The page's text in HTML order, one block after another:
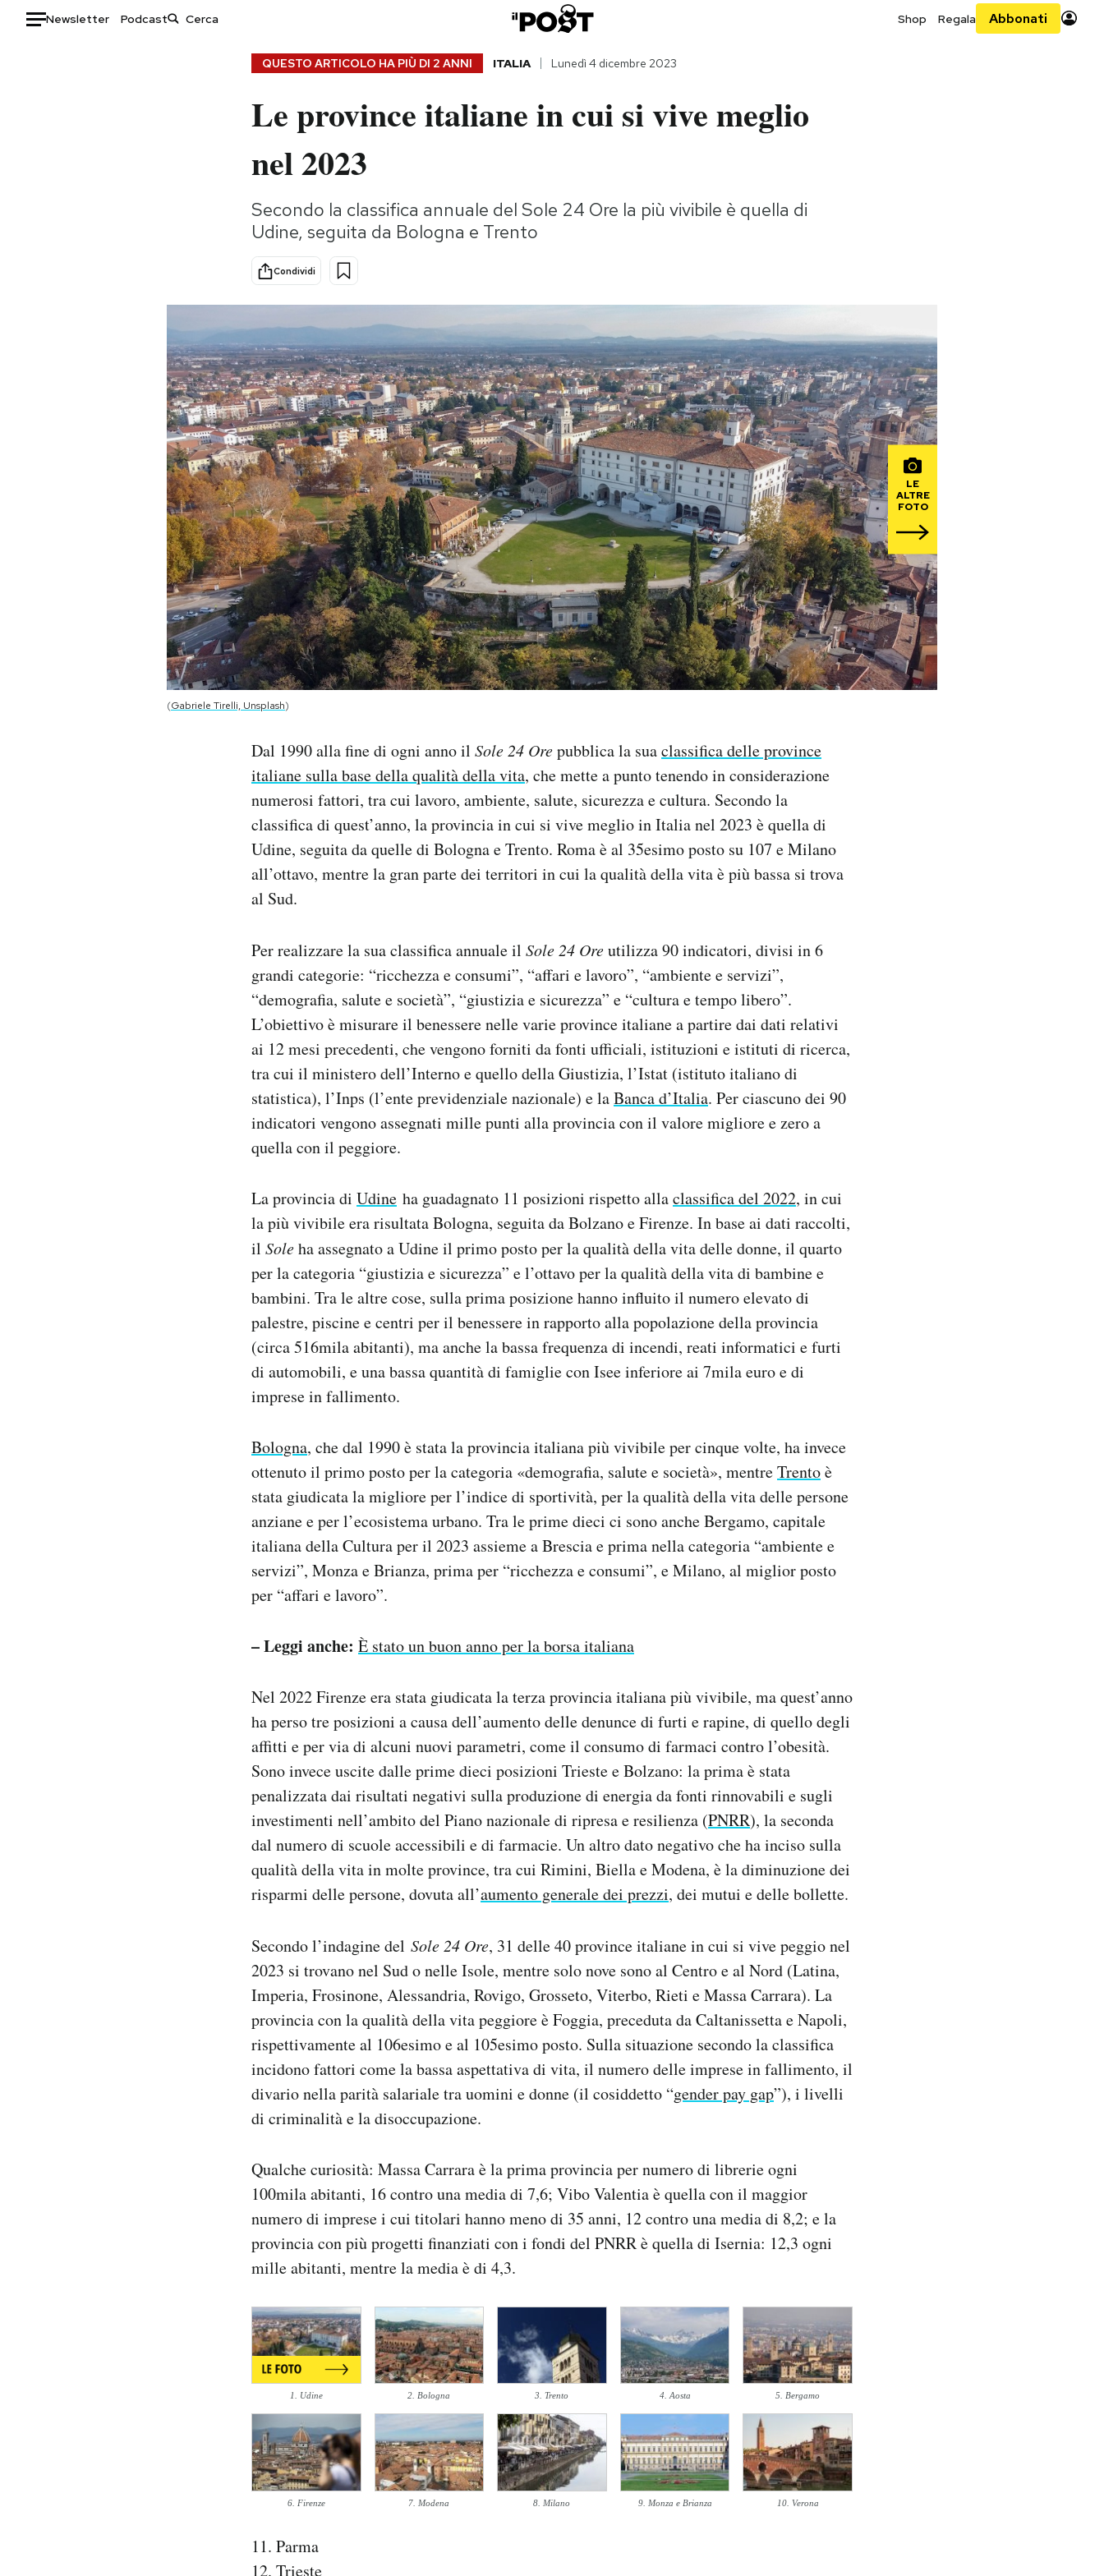
Newsletter Podcast Shop Regala Abbonati
Storie/Idee
Ok Boomer!
Altrecose
Mondiali calcio 2026
AREA PERSONALE
QUESTO ARTICOLO HA PIÙ DI 2 ANNI ITALIA Lunedì 4 dicembre 2023
Le province italiane in cui si vive meglio
nel 2023
Secondo la classifica annuale del Sole 24 Ore la più vivibile è quella di
Udine, seguita da Bologna e Trento
Condividi
LE
ALTRE
FOTO
(Gabriele Tirelli, Unsplash)
Dal 1990 alla fine di ogni anno il Sole 24 Orepubblica la suaclassifica delle province
italiane sulla base della qualità della vita, che mette a punto tenendo in considerazione
numerosi fattori, tra cui lavoro, ambiente, salute, sicurezza e cultura. Secondo la
classifica di quest’anno, la provincia in cui si vive meglio in Italia nel 2023 è quella di
Udine, seguita da quelle di Bologna e Trento. Roma è al 35esimo posto su 107 e Milano
all’ottavo, mentre la gran parte dei territori in cui la qualità della vita è più bassa si trova
al Sud.
Per realizzare la sua classifica annuale il Sole 24 Oreutilizza 90 indicatori, divisi in 6
grandi categorie: “ricchezza e consumi”, “affari e lavoro”, “ambiente e servizi”,
“demografia, salute e società”, “giustizia e sicurezza” e “cultura e tempo libero”.
L’obiettivo è misurare il benessere nelle varie province italiane a partire dai dati relativi
ai 12 mesi precedenti, che vengono forniti da fonti ufficiali, istituzioni e istituti di ricerca,
tra cui il ministero dell’Interno e quello della Giustizia, l’Istat (istituto italiano di
statistica), l’Inps (l’ente previdenziale nazionale) e laBanca d’Italia. Per ciascuno dei 90
indicatori vengono assegnati mille punti alla provincia con il valore migliore e zero a
quella con il peggiore.
La provincia di Udine ha guadagnato 11 posizioni rispetto allaclassifica del 2022, in cui
la più vivibile era risultata Bologna, seguita da Bolzano e Firenze. In base ai dati raccolti,
il Soleha assegnato a Udine il primo posto per la qualità della vita delle donne, il quarto
per la categoria “giustizia e sicurezza” e l’ottavo per la qualità della vita di bambine e
bambini. Tra le altre cose, sulla prima posizione hanno influito il numero elevato di
palestre, piscine e centri per il benessere in rapporto alla popolazione della provincia
(circa 516mila abitanti), ma anche la bassa frequenza di incendi, reati informatici e furti
di automobili, e una bassa quantità di famiglie con Isee inferiore ai 7mila euro e di
imprese in fallimento.
Bologna, che dal 1990 è stata la provincia italiana più vivibile per cinque volte, ha invece
ottenuto il primo posto per la categoria «demografia, salute e società», mentreTrentoè
stata giudicata la migliore per l’indice di sportività, per la qualità della vita delle persone
anziane e per l’ecosistema urbano. Tra le prime dieci ci sono anche Bergamo, capitale
italiana della Cultura per il 2023 assieme a Brescia e prima nella categoria “ambiente e
servizi”, Monza e Brianza, prima per “ricchezza e consumi”, e Milano, al miglior posto
per “affari e lavoro”.
– Leggi anche: È stato un buon anno per la borsa italiana
Nel 2022 Firenze era stata giudicata la terza provincia italiana più vivibile, ma quest’anno
ha perso tre posizioni a causa dell’aumento delle denunce di furti e rapine, di quello degli
affitti e per via di alcuni nuovi parametri, come il consumo di farmaci contro l’obesità.
Sono invece uscite dalle prime dieci posizioni Trieste e Bolzano: la prima è stata
penalizzata dai risultati negativi sulla produzione di energia da fonti rinnovabili e sugli
investimenti nell’ambito del Piano nazionale di ripresa e resilienza (PNRR), la seconda
dal numero di scuole accessibili e di farmacie. Un altro dato negativo che ha inciso sulla
qualità della vita in molte province, tra cui Rimini, Biella e Modena, è la diminuzione dei
risparmi delle persone, dovuta all’aumento generale dei prezzi, dei mutui e delle bollette.
Secondo l’indagine del Sole 24 Ore, 31 delle 40 province italiane in cui si vive peggio nel
2023 si trovano nel Sud o nelle Isole, mentre solo nove sono al Centro e al Nord (Latina,
Imperia, Frosinone, Alessandria, Rovigo, Grosseto, Viterbo, Rieti e Massa Carrara). La
provincia con la qualità della vita peggiore è Foggia, preceduta da Caltanissetta e Napoli,
rispettivamente al 106esimo e al 105esimo posto. Sulla situazione secondo la classifica
incidono fattori come la bassa aspettativa di vita, il numero delle imprese in fallimento, il
divario nella parità salariale tra uomini e donne (il cosiddetto “gender pay gap”), i livelli
di criminalità e la disoccupazione.
Qualche curiosità: Massa Carrara è la prima provincia per numero di librerie ogni
100mila abitanti, 16 contro una media di 7,6; Vibo Valentia è quella con il maggior
numero di imprese i cui titolari hanno meno di 35 anni, 12 contro una media di 8,2; e la
provincia con più progetti finanziati con i fondi del PNRR è quella di Isernia: 12,3 ogni
mille abitanti, mentre la media è di 4,3.
1. Udine 2. Bologna 3. Trento 4. Aosta 5. Bergamo
6. Firenze 7. Modena 8. Milano 9. Monza e Brianza 10. Verona
11. Parma
12. Trieste